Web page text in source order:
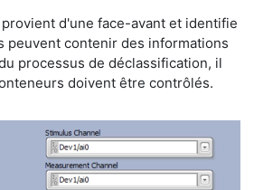
d'une face-avant et identifie
peuvent contenir des informations
processus de déclassification, il
doivent être contrôlés.